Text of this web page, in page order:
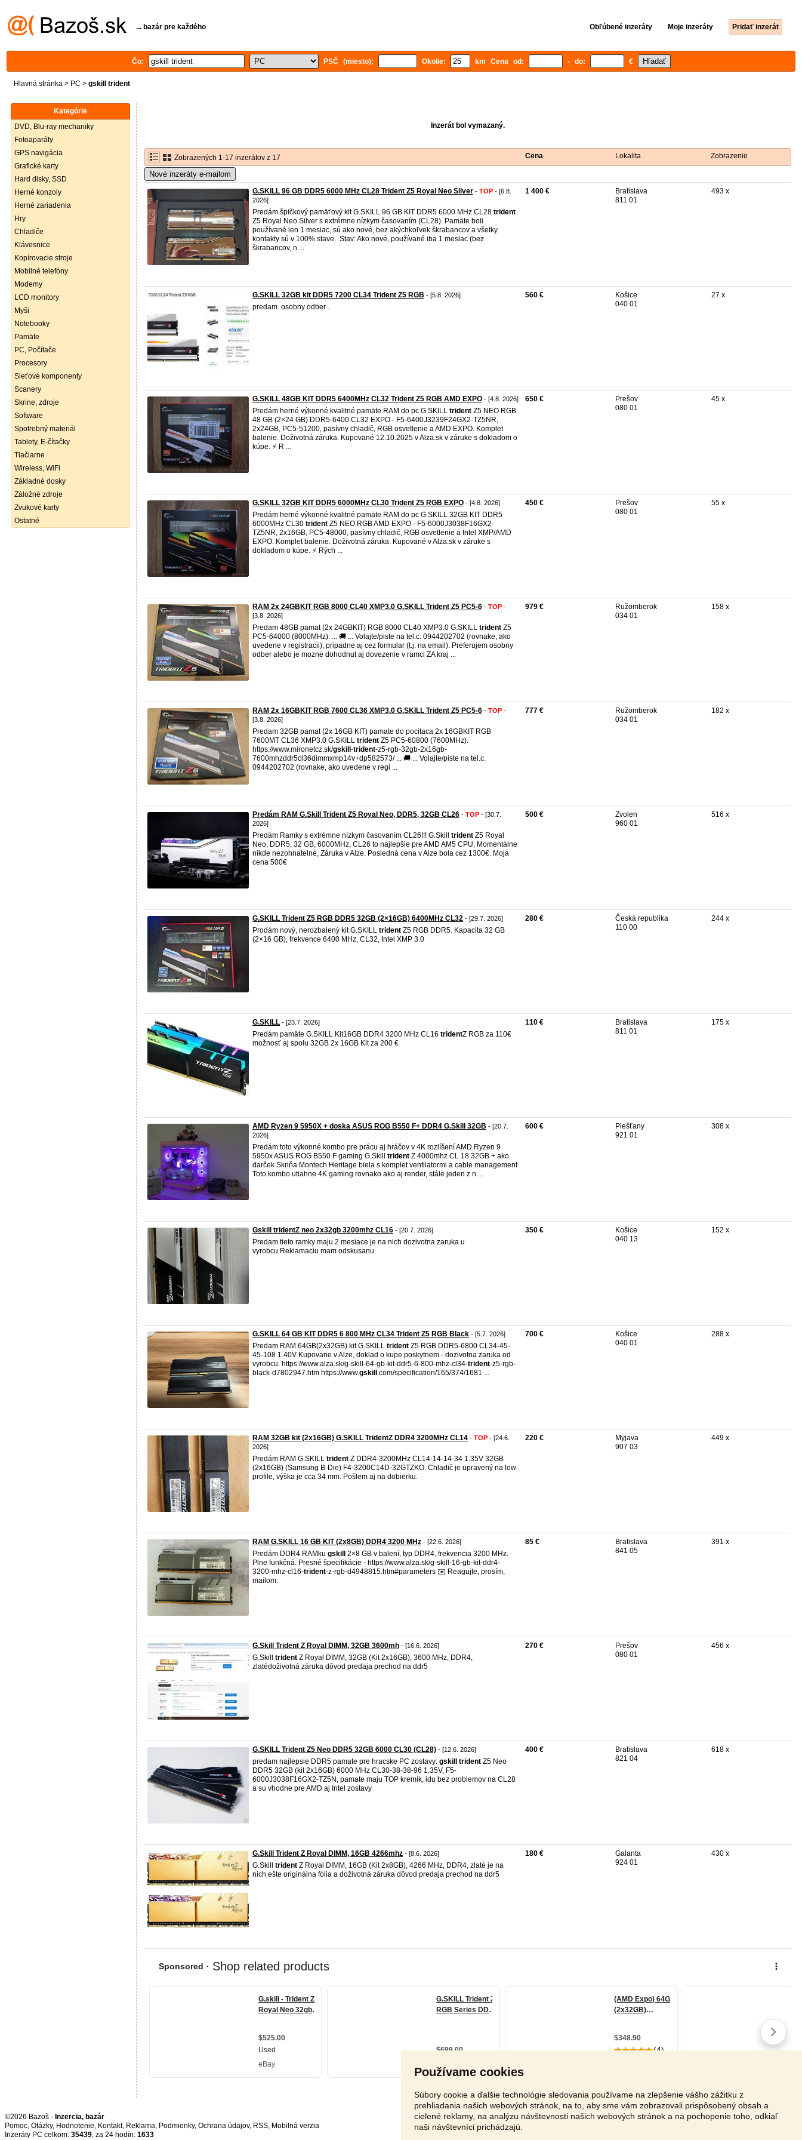
Používame cookies
Súbory cookie a ďalšie technológie sledovania používame na zlepšenie vášho zážitku z
prehliadania našich webových stránok, na to, aby sme vám zobrazovali prispôsobený obsah a
cielené reklamy, na analýzu návštevnosti našich webových stránok a na pochopenie toho, odkiaľ
naši návštevníci prichádzajú.
... bazár pre každého Obľúbené inzeráty Moje inzeráty Pridať inzerát
Čo: PSČ (miesto): Okolie: km Cena od: - do: €
Hlavná stránka > PC > gskill trident
Kategórie
DVD, Blu-ray mechaniky
Fotoaparáty
GPS navigácia
Grafické karty
Hard disky, SSD
Herné konzoly
Herné zariadenia
Hry
Chladiče
Klávesnice
Kopírovacie stroje
Mobilné telefóny
Modemy
LCD monitory
Myši
Notebooky
Pamäte
PC, Počítače
Procesory
Sieťové komponenty
Scanery
Skrine, zdroje
Software
Spotrebný materiál
Tablety, E-čítačky
Tlačiarne
Wireless, WiFi
Základné dosky
Záložné zdroje
Zvukové karty
Ostatné
Inzerát bol vymazaný.
Zobrazených 1-17 inzerátov z 17 Cena Lokalita Zobrazenie
Nové inzeráty e-mailom
G.SKILL 96 GB DDR5 6000 MHz CL28 Trident Z5 Royal Neo Silver - TOP - [6.8.
2026]
Predám špičkový pamäťový kit G.SKILL 96 GB KIT DDR5 6000 MHz CL28 trident
Z5 Royal Neo Silver s extrémne nízkym časovaním (CL28). Pamäte boli
používané len 1 mesiac, sú ako nové, bez akýchkoľvek škrabancov a všetky
kontakty sú v 100% stave. Stav: Ako nové, používané iba 1 mesiac (bez
škrabancov, n ...
1 400 €
Bratislava
811 01
493 x
G.SKILL 32GB kit DDR5 7200 CL34 Trident Z5 RGB - [5.8. 2026]
predam. osobny odber .
560 €
Košice
040 01
27 x
G.SKILL 48GB KIT DDR5 6400MHz CL32 Trident Z5 RGB AMD EXPO - [4.8. 2026]
Predám herné výkonné kvalitné pamäte RAM do pc G.SKILL trident Z5 NEO RGB
48 GB (2×24 GB) DDR5-6400 CL32 EXPO - F5-6400J3239F24GX2-TZ5NR,
2x24GB, PC5-51200, pasívny chladič, RGB osvetlenie a AMD EXPO. Komplet
balenie. Doživotná záruka. Kupované 12.10.2025 v Alza.sk v záruke s dokladom o
kúpe. ⚡ R ...
650 €
Prešov
080 01
45 x
G.SKILL 32GB KIT DDR5 6000MHz CL30 Trident Z5 RGB EXPO - [4.8. 2026]
Predám herné výkonné kvalitné pamäte RAM do pc G.SKILL 32GB KIT DDR5
6000MHz CL30 trident Z5 NEO RGB AMD EXPO - F5-6000J3038F16GX2-
TZ5NR, 2x16GB, PC5-48000, pasívny chladič, RGB osvetlenie a Intel XMP/AMD
EXPO. Komplet balenie. Doživotná záruka. Kupované v Alza.sk v záruke s
dokladom o kúpe. ⚡ Rých ...
450 €
Prešov
080 01
55 x
RAM 2x 24GBKIT RGB 8000 CL40 XMP3.0 G.SKILL Trident Z5 PC5-6 - TOP -
[3.8. 2026]
Predam 48GB pamat (2x 24GBKIT) RGB 8000 CL40 XMP3.0 G.SKILL trident Z5
PC5-64000 (8000MHz). ... 🚚 ... Volajte/piste na tel.c. 0944202702 (rovnake, ako
uvedene v registracii), pripadne aj cez formular (t.j. na email). Preferujem osobny
odber alebo je mozne dohodnut aj dovezenie v ramci ZA kraj ...
979 €
Ružomberok
034 01
158 x
RAM 2x 16GBKIT RGB 7600 CL36 XMP3.0 G.SKILL Trident Z5 PC5-6 - TOP -
[3.8. 2026]
Predam 32GB pamat (2x 16GB KIT) pamate do pocitaca 2x 16GBKIT RGB
7600MT CL36 XMP3.0 G.SKILL trident Z5 PC5-60800 (7600MHz).
https://www.mironetcz.sk/gskill -trident-z5-rgb-32gb-2x16gb-
7600mhzddr5cl36dimmxmp14v+dp582573/ ... 🚚 ... Volajte/piste na tel.c.
0944202702 (rovnake, ako uvedene v regi ...
777 €
Ružomberok
034 01
182 x
Predám RAM G.Skill Trident Z5 Royal Neo, DDR5, 32GB CL26 - TOP - [30.7.
2026]
Predám Ramky s extrémne nízkym časovaním CL26!!! G.Skill trident Z5 Royal
Neo, DDR5, 32 GB, 6000MHz, CL26 to najlepšie pre AMD AM5 CPU, Momentálne
nikde nezohnatelné, Záruka v Alze. Posledná cena v Alze bola cez 1300€. Moja
cena 500€
500 €
Zvolen
960 01
516 x
G.SKILL Trident Z5 RGB DDR5 32GB (2×16GB) 6400MHz CL32 - [29.7. 2026]
Prodám nový, nerozbalený kit G.SKILL trident Z5 RGB DDR5. Kapacita 32 GB
(2×16 GB), frekvence 6400 MHz, CL32, Intel XMP 3.0
280 €
Česká republika
110 00
244 x
G.SKILL - [23.7. 2026]
Predám pamäte G.SKILL Kit16GB DDR4 3200 MHz CL16 tridentZ RGB za 110€
možnosť aj spolu 32GB 2x 16GB Kit za 200 €
110 €
Bratislava
811 01
175 x
AMD Ryzen 9 5950X + doska ASUS ROG B550 F+ DDR4 G.Skill 32GB - [20.7.
2026]
Predám toto výkonné kombo pre prácu aj hráčov v 4K rozlíšení AMD Ryzen 9
5950x ASUS ROG B550 F gaming G.Skill trident Z 4000mhz CL 18 32GB + ako
darček Skriňa Montech Heritage biela s komplet ventilatormi a cable management
Toto kombo utiahne 4K gaming rovnako ako aj render, stále jeden z n ...
600 €
Piešťany
921 01
308 x
Gskill tridentZ neo 2x32gb 3200mhz CL16 - [20.7. 2026]
Predam tieto ramky maju 2 mesiace je na nich dozivotna zaruka u
vyrobcu.Reklamaciu mam odskusanu.
350 €
Košice
040 13
152 x
G.SKILL 64 GB KIT DDR5 6 800 MHz CL34 Trident Z5 RGB Black - [5.7. 2026]
Predam RAM 64GB(2x32GB) kit G.SKILL trident Z5 RGB DDR5-6800 CL34-45-
45-108 1.40V Kupovane v Alze, doklad o kupe poskytnem - dozivotna zaruka od
vyrobcu. https://www.alza.sk/g-skill-64-gb-kit-ddr5-6-800-mhz-cl34-trident-z5-rgb-
black-d7802947.htm https://www.gskill .com/specification/165/374/1681 ...
700 €
Košice
040 01
288 x
RAM 32GB kit (2x16GB) G.SKILL TridentZ DDR4 3200MHz CL14 - TOP - [24.6.
2026]
Predám RAM G.SKILL trident Z DDR4-3200MHz CL14-14-14-34 1.35V 32GB
(2x16GB) (Samsung B-Die) F4-3200C14D-32GTZKO. Chladič je upravený na low
profile, výška je cca 34 mm. Pošlem aj na dobierku.
220 €
Myjava
907 03
449 x
RAM G.SKILL 16 GB KIT (2x8GB) DDR4 3200 MHz - [22.6. 2026]
Predám DDR4 RAMku gskill
2×8 GB v balení, typ DDR4, frekvencia 3200 MHz.
Plne funkčná. Presné špecifikácie - https://www.alza.sk/g-skill-16-gb-kit-ddr4-
3200-mhz-cl16-trident-z-rgb-d4948815.htm#parameters ✉️ Reagujte, prosím,
mailom.
85 €
Bratislava
841 05
391 x
G.Skill Trident Z Royal DIMM, 32GB 3600mh - [16.6. 2026]
G.Skill trident Z Royal DIMM, 32GB (Kit 2x16GB), 3600 MHz, DDR4,
zlatédoživotná záruka dôvod predaja prechod na ddr5
270 €
Prešov
080 01
456 x
G.SKILL Trident Z5 Neo DDR5 32GB 6000 CL30 (CL28) - [12.6. 2026]
predam najlepsie DDR5 pamate pre hracske PC zostavy: gskill trident Z5 Neo
DDR5 32GB (kit 2x16GB) 6000 MHz CL30-38-38-96 1.35V, F5-
6000J3038F16GX2-TZ5N, pamate maju TOP kremik, idu bez problemov na CL28
a su vhodne pre AMD aj Intel zostavy
400 €
Bratislava
821 04
618 x
G.Skill Trident Z Royal DIMM, 16GB 4266mhz - [8.6. 2026]
G.Skill trident Z Royal DIMM, 16GB (Kit 2x8GB), 4266 MHz, DDR4, zlaté je na
nich ešte originálna fólia a doživotná záruka dôvod predaja prechod na ddr5
180 €
Galanta
924 01
430 x
©2026 Bazoš - Inzercia, bazár
Pomoc, Otázky, Hodnotenie, Kontakt, Reklama, Podmienky, Ochrana údajov, RSS,
Inzeráty PC celkom: 35439, za 24 hodín: 1633